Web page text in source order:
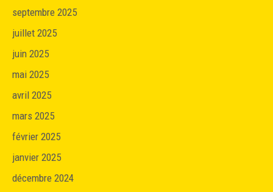
septembre 2025
juillet 2025
juin 2025
mai 2025
avril 2025
mars 2025
février 2025
janvier 2025
décembre 2024